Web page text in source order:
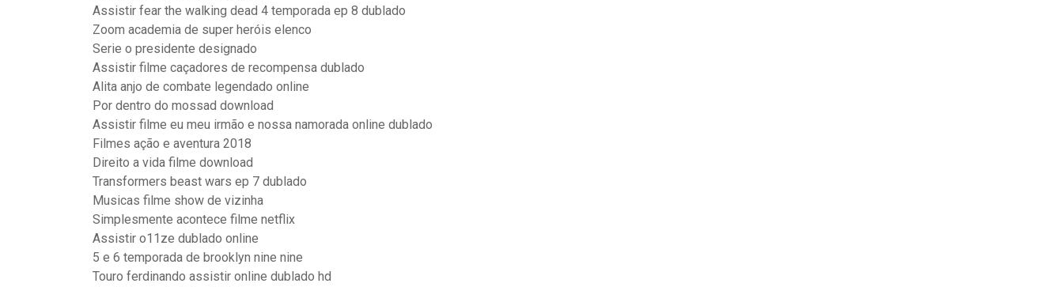
Assistir fear the walking dead 4 temporada ep 8 dublado
Zoom academia de super heróis elenco
Serie o presidente designado
Assistir filme caçadores de recompensa dublado
Alita anjo de combate legendado online
Por dentro do mossad download
Assistir filme eu meu irmão e nossa namorada online dublado
Filmes ação e aventura 2018
Direito a vida filme download
Transformers beast wars ep 7 dublado
Musicas filme show de vizinha
Simplesmente acontece filme netflix
Assistir o11ze dublado online
5 e 6 temporada de brooklyn nine nine
Touro ferdinando assistir online dublado hd